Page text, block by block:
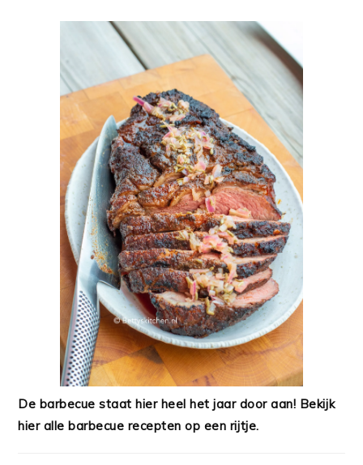
De barbecue staat hier heel het jaar door aan! Bekijk
hier alle barbecue recepten op een rijtje.